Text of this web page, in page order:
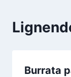
Burrata